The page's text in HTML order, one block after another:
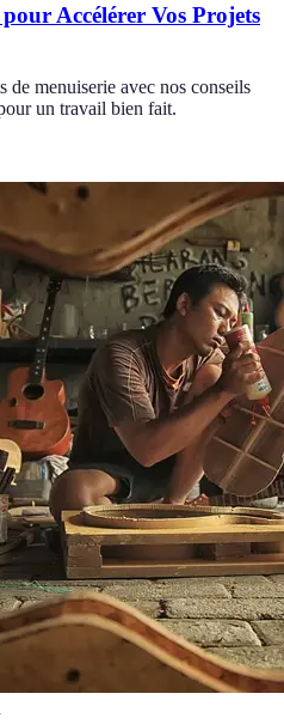
Accélérer Vos Projets
de menuiserie avec nos conseils
un travail bien fait.